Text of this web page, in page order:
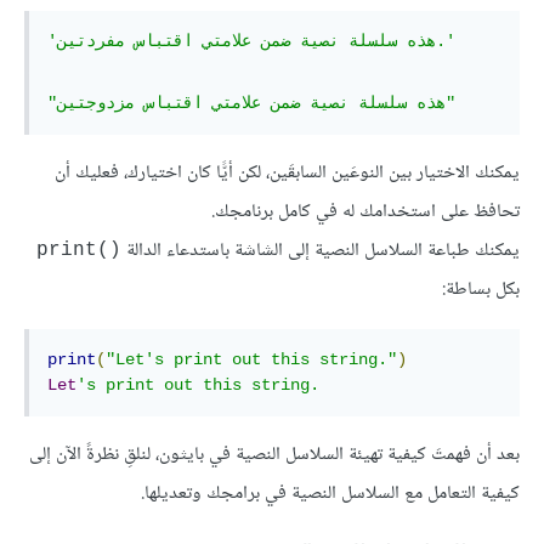
'هذه سلسلة نصية ضمن علامتي اقتباس مفردتين.'
"هذه سلسلة نصية ضمن علامتي اقتباس مزدوجتين"
يمكنك الاختيار بين النوعَين السابقَين، لكن أيًّا كان اختيارك، فعليك أن
تحافظ على استخدامك له في كامل برنامجك.
يمكنك طباعة السلاسل النصية إلى الشاشة باستدعاء الدالة print()‎
بكل بساطة:
print( "Let's print out this string.")
Let 's print out this string.
بعد أن فهمتَ كيفية تهيئة السلاسل النصية في بايثون، لنلقِ نظرةً الآن إلى
كيفية التعامل مع السلاسل النصية في برامجك وتعديلها.